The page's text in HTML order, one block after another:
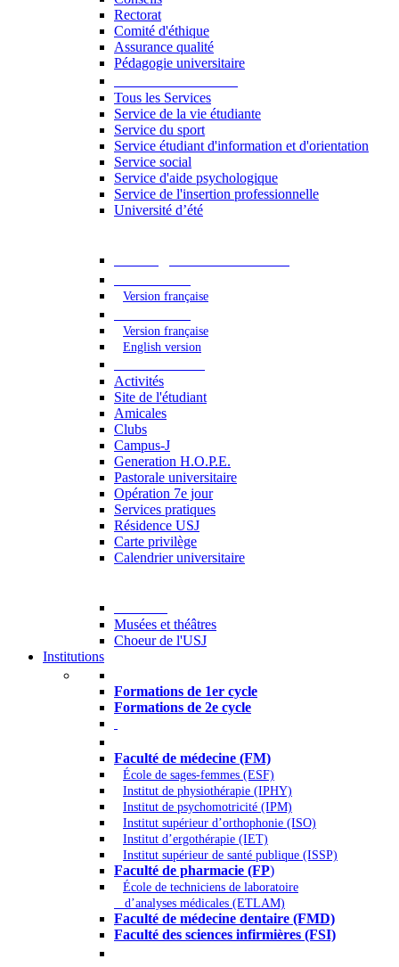
Rectorat
Comité d'éthique
Assurance qualité
Pédagogie universitaire
Tous les Services
Service de la vie étudiante
Service du sport
Service étudiant d'information et d'orientation
Service social
Service d'aide psychologique
Service de l'insertion professionnelle
Université d’été
Version française
Version française
English version
Activités
Site de l'étudiant
Amicales
Clubs
Campus-J
Generation H.O.P.E.
Pastorale universitaire
Opération 7e jour
Services pratiques
Résidence USJ
Carte privilège
Calendrier universitaire
Musées et théâtres
Choeur de l'USJ
Institutions
Formations de 1er cycle
Formations de 2e cycle
Faculté de médecine (FM)
École de sages-femmes (ESF)
Institut de physiothérapie (IPHY)
Institut de psychomotricité (IPM)
Institut supérieur d’orthophonie (ISO)
Institut d’ergothérapie (IET)
Institut supérieur de santé publique (ISSP)
Faculté de pharmacie (FP)
École de techniciens de laboratoire
d’analyses médicales (ETLAM)
Faculté de médecine dentaire (FMD)
Faculté des sciences infirmières (FSI)